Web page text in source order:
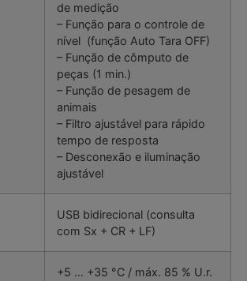
de medição
– Função para o controle de
nível (função Auto Tara OFF)
– Função de cômputo de
peças (1 min.)
– Função de pesagem de
animais
– Filtro ajustável para rápido
tempo de resposta
– Desconexão e iluminação
ajustável
USB bidirecional (consulta
com Sx + CR + LF)
+5 … +35 °C / máx. 85 % U.r.